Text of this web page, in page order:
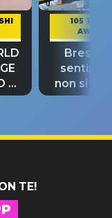
si
105 TAKE
AWAY
Bresh:
non si
fino alla
TE!